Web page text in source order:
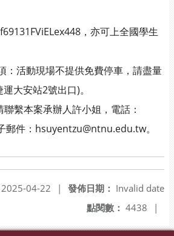
，亦可上全國學生
活動現場不提供免費停車，請盡量
大安站2號出口)。
繫本案承辦人許小姐，電話：
郵件：hsuyentzu@ntnu.edu.tw。
發佈日期： Invalid date
2025-04-22
|
點閱數： 4438 |